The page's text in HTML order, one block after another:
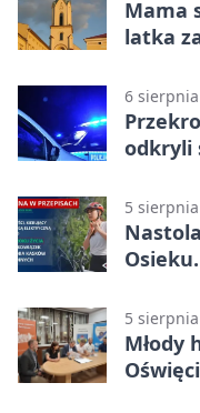
Mama
latka
6
odkryli
5
5
Młody